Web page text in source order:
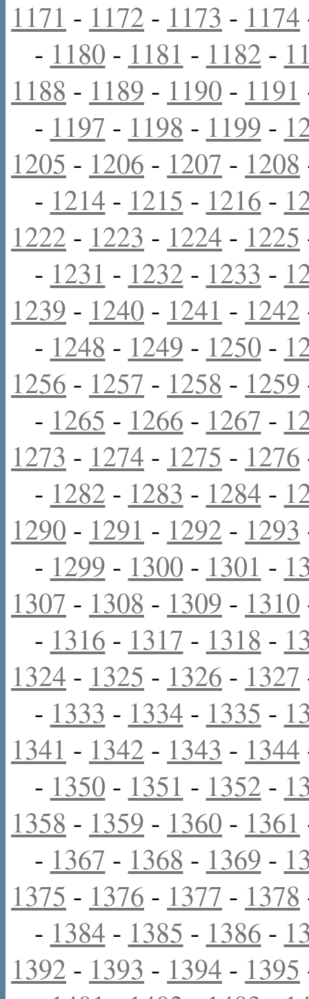
1171 - 1172 - 1173 - 1174
- 1180 - 1181 - 1182 -
1188 - 1189 - 1190 - 1191
- 1197 - 1198 - 1199 -
1205 - 1206 - 1207 - 1208
- 1214 - 1215 - 1216 -
1222 - 1223 - 1224 - 1225
- 1231 - 1232 - 1233 -
1239 - 1240 - 1241 - 1242
- 1248 - 1249 - 1250 -
1256 - 1257 - 1258 - 1259
- 1265 - 1266 - 1267 -
1273 - 1274 - 1275 - 1276
- 1282 - 1283 - 1284 -
1290 - 1291 - 1292 - 1293
- 1299 - 1300 - 1301 -
1307 - 1308 - 1309 - 1310
- 1316 - 1317 - 1318 -
1324 - 1325 - 1326 - 1327
- 1333 - 1334 - 1335 -
1341 - 1342 - 1343 - 1344
- 1350 - 1351 - 1352 -
1358 - 1359 - 1360 - 1361
- 1367 - 1368 - 1369 -
1375 - 1376 - 1377 - 1378
- 1384 - 1385 - 1386 -
1392 - 1393 - 1394 - 1395